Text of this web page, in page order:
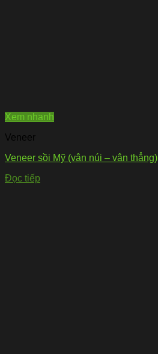
Xem nhanh
Veneer
Veneer sồi Mỹ (vân núi – vân thẳng)
Đọc tiếp